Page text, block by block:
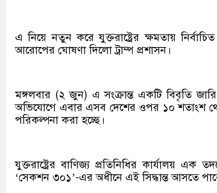
এ নিয়ে নতুন করে যুক্তরাষ্ট্রের ক্ষমতায়
আরোপের ঘোষণা দিলো ট্রাম্প প্রশাসন।
মঙ্গলবার (২ জুন) এ সংক্রান্ত একটি বিবৃতি
অভিযোগে এবার এসব দেশের ওপর ১০ শতাংশ
পরিকল্পনা করা হচ্ছে।
যুক্তরাষ্ট্রের বাণিজ্য প্রতিনিধির কার্যালয়
‘সেকশন ৩০১’-এর অধীনে এই সিদ্ধান্ত আসতে